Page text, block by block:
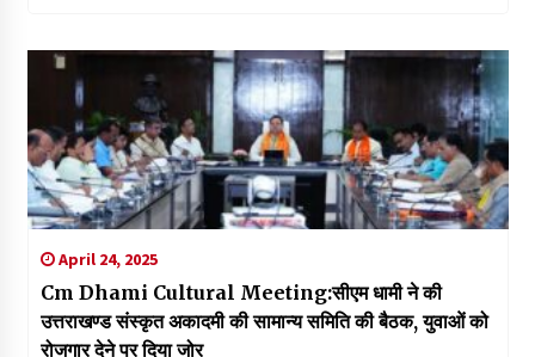
April 24, 2025
Cm Dhami Cultural Meeting:सीएम धामी ने की
उत्तराखण्ड संस्कृत अकादमी की सामान्य समिति की बैठक, युवाओं को
रोजगार देने पर दिया जोर